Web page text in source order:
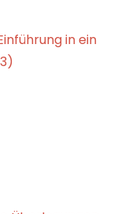
in ein